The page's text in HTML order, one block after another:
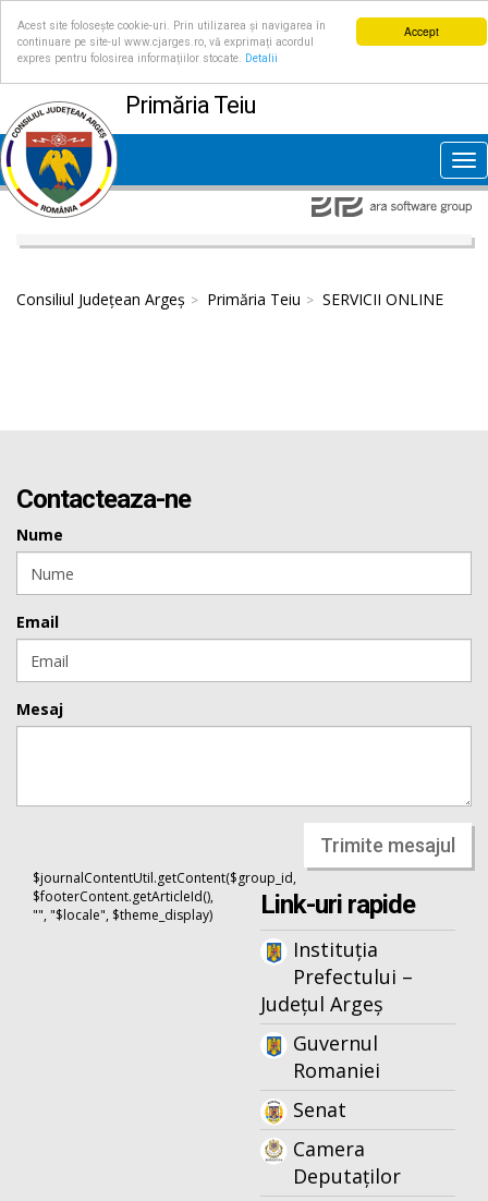
Accept
Acest site folosește cookie-uri. Prin utilizarea și navigarea în
continuare pe site-ul www.cjarges.ro, vă exprimați acordul
expres pentru folosirea informațiilor stocate.
Detalii
Primăria Teiu
Consiliul Județean Argeș Primăria Teiu SERVICII ONLINE
Contacteaza-ne
Nume
Email
Mesaj
Trimite mesajul
$journalContentUtil.getContent($group_id,
$footerContent.getArticleId(),
"", "$locale", $theme_display)
Link-uri rapide
Instituția
Prefectului –
Județul Argeș
Guvernul
Romaniei
Senat
Camera
Deputaților